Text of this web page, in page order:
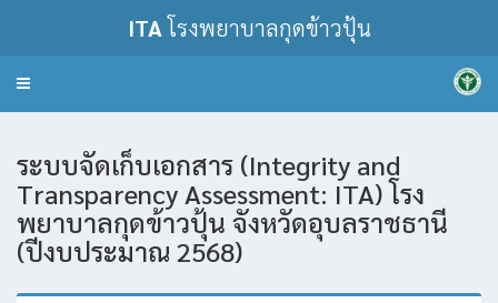
ITAโรงพยาบาลกุดข้าวปุ้น
Toggle
ระบบจัดเก็บเอกสาร (Integrity and
Transparency Assessment: ITA) โรง
พยาบาลกุดข้าวปุ้น จังหวัดอุบลราชธานี
(ปีงบประมาณ 2568)